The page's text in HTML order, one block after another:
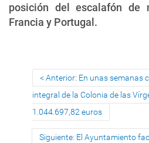
posición del escalafón de
Francia y Portugal.
Anterior: En unas semanas
integral de la Colonia de las
1.044.697,82 euros
Siguiente: El Ayuntamiento